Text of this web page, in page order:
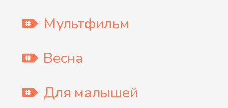
Мультфильм
Весна
Для малышей